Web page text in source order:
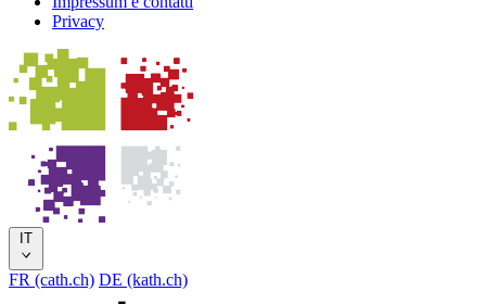
Privacy
IT
FR (cath.ch) DE (kath.ch)